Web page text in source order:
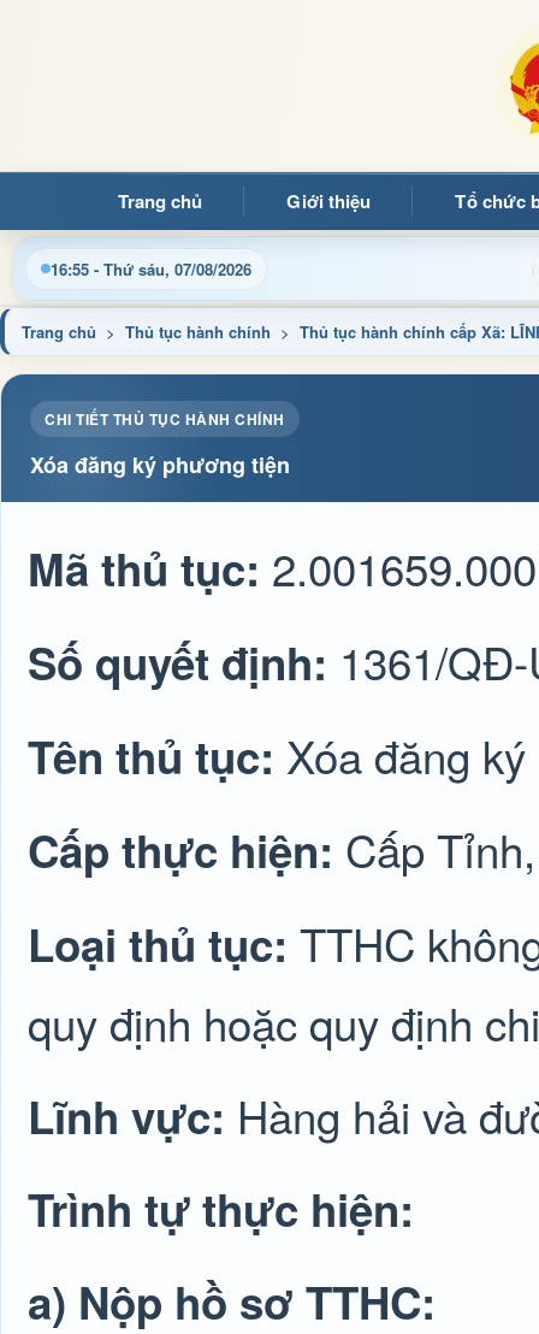
Trang chủ Giới thiệu Tổ chức
16:55 - Thứ sáu, 07/08/2026
quý bạn đọc đến với Trang thông tin điện tử xã Mường
Trang chủ > Thủ tục hành chính > Thủ tục hành chính cấp Xã:
CHI TIẾT THỦ TỤC HÀNH CHÍNH
Xóa đăng ký phương tiện
Mã thủ tục:
Số quyết định: 1361/
Tên thủ tục: Xóa đăng
Cấp thực hiện: Cấp
Loại thủ tục: TTHC
quy định hoặc quy định
Lĩnh vực: Hàng hải và
Trình tự thực hiện:
a) Nộp hồ sơ TTHC: